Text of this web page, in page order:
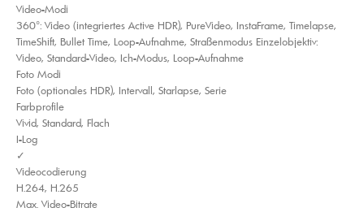
Video-Modi
360°: Video (integriertes Active HDR), PureVideo, InstaFrame, Timelapse,
TimeShift, Bullet Time, Loop-Aufnahme, Straßenmodus Einzelobjektiv:
Video, Standard-Video, Ich-Modus, Loop-Aufnahme
Foto Modi
Foto (optionales HDR), Intervall, Starlapse, Serie
Farbprofile
Vivid, Standard, Flach
I-Log
✓
Videocodierung
H.264, H.265
Max. Video-Bitrate